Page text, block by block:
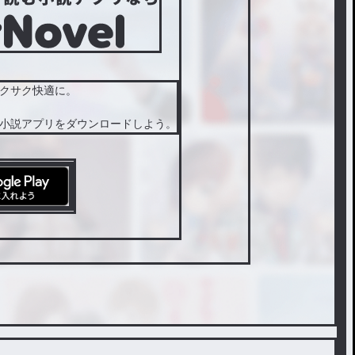
サク快適に。
説アプリをダウンロードしよう。